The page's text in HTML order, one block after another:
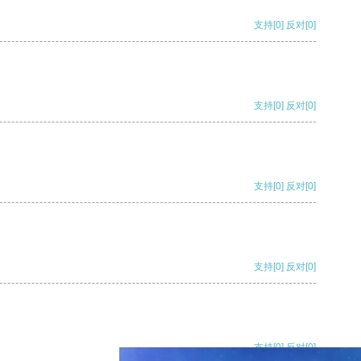
支持[0] 反对[0]
支持[0] 反对[0]
支持[0] 反对[0]
支持[0] 反对[0]
支持[0] 反对[0]